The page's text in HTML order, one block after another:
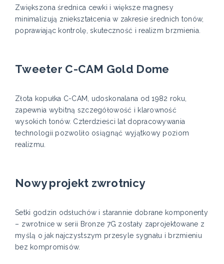
Zwiększona średnica cewki i większe magnesy
minimalizują zniekształcenia w zakresie średnich tonów,
poprawiając kontrolę, skuteczność i realizm brzmienia.
Tweeter C-CAM Gold Dome
Złota kopułka C-CAM, udoskonalana od 1982 roku,
zapewnia wybitną szczegółowość i klarowność
wysokich tonów. Czterdzieści lat dopracowywania
technologii pozwoliło osiągnąć wyjątkowy poziom
realizmu.
Nowy projekt zwrotnicy
Setki godzin odsłuchów i starannie dobrane komponenty
– zwrotnice w serii Bronze 7G zostały zaprojektowane z
myślą o jak najczystszym przesyle sygnału i brzmieniu
bez kompromisów.